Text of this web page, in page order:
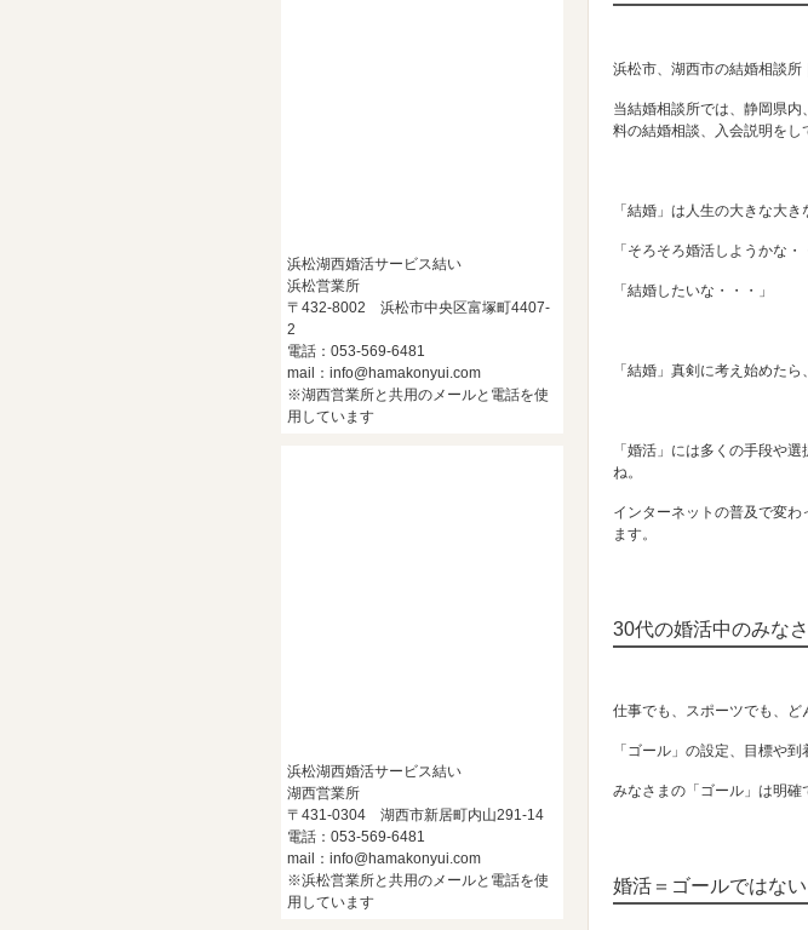
浜松市、湖西市の結婚相談所
当結婚相談所では、静岡県
料の結婚相談、入会説明をし
「結婚」は人生の大きな大
「そろそろ婚活しようかな・
「結婚したいな・・・」
「結婚」真剣に考え始めた
「婚活」には多くの手段や
ね。
インターネットの普及で変
ます。
30代の婚活中のみな
仕事でも、スポーツでも、ど
「ゴール」の設定、目標や
みなさまの「ゴール」は明確
婚活＝ゴールではない
浜松湖西婚活サービス結い
浜松営業所
〒432-8002 浜松市中央区富塚町4407-
2
電話：053-569-6481
mail：info@hamakonyui.com
※湖西営業所と共用のメールと電話を使
用しています
浜松湖西婚活サービス結い
湖西営業所
〒431-0304 湖西市新居町内山291-14
電話：053-569-6481
mail：info@hamakonyui.com
※浜松営業所と共用のメールと電話を使
用しています